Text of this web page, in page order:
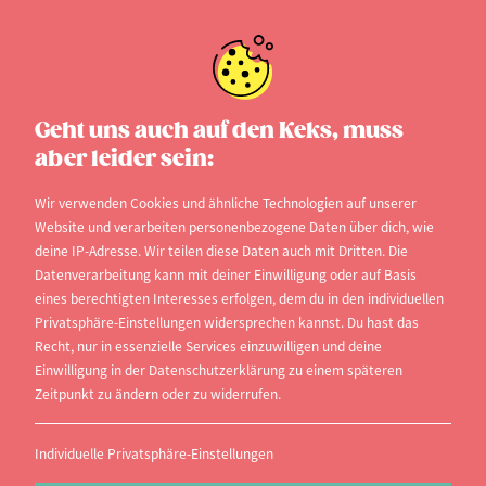
Geht uns auch auf den Keks, muss
aber leider sein:
Wir verwenden Cookies und ähnliche Technologien auf unserer
Website und verarbeiten personenbezogene Daten über dich, wie
deine IP-Adresse. Wir teilen diese Daten auch mit Dritten. Die
Datenverarbeitung kann mit deiner Einwilligung oder auf Basis
eines berechtigten Interesses erfolgen, dem du in den individuellen
Privatsphäre-Einstellungen widersprechen kannst. Du hast das
Recht, nur in essenzielle Services einzuwilligen und deine
Einwilligung in der Datenschutzerklärung zu einem späteren
Zeitpunkt zu ändern oder zu widerrufen.
Individuelle Privatsphäre-Einstellungen
Duales Studium
Jedes Jahr stehen viele Schulabgänger immer
wieder vor der gleichen Entscheidung: lieber
Studieren oder doch erst eine Berufsausbildung
machen?
Die Argumente für die Berufsausbildung sind in der
Regel eine gesicherte Finanzierung als auch quasi
eine Jobgarantie, die heutzutage etwas
Besonderes ist. Perfekt wäre im Prinzip eine
Kombination aus finanzierter Lehre mit einem